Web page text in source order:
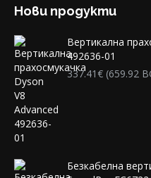
Нови продукти
Вертикална
492636-01
337.41€ (659.92
Безкабелна